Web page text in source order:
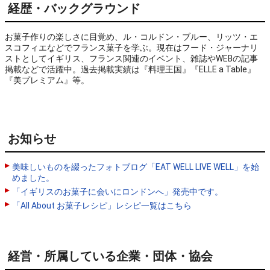
経歴・バックグラウンド
お菓子作りの楽しさに目覚め、ル・コルドン・ブルー、リッツ・エ
スコフィエなどでフランス菓子を学ぶ。現在はフード・ジャーナリ
ストとしてイギリス、フランス関連のイベント、雑誌やWEBの記事
掲載などで活躍中。過去掲載実績は『料理王国』『ELLE a Table』
『美プレミアム』等。
お知らせ
美味しいものを綴ったフォトブログ「EAT WELL LIVE WELL」を始
めました。
「イギリスのお菓子に会いにロンドンへ」発売中です。
「All About お菓子レシピ」レシピ一覧はこちら
経営・所属している企業・団体・協会